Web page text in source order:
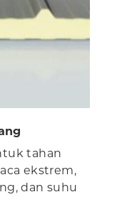
tahan
ekstrem,
dan suhu